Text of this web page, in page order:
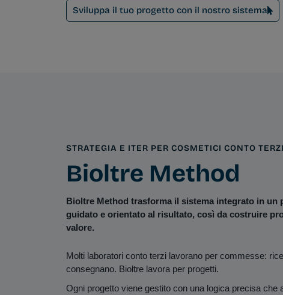
Sviluppa il tuo progetto con il nostro sistema
STRATEGIA E ITER PER COSMETICI CONTO TERZI
Bioltre Method
Bioltre Method trasforma il sistema integrato in un
guidato e orientato al risultato, così da costruire
valore.
Molti laboratori conto terzi lavorano per commesse:
consegnano. Bioltre lavora per progetti.
Ogni progetto viene gestito con una logica precisa che